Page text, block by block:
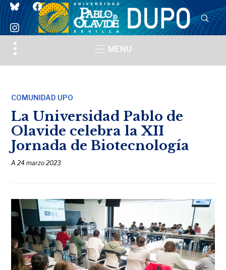
blueskyfacebook
instagram
Toggle
sidebar
MENU
COMUNIDAD UPO
La Universidad Pablo de
Olavide celebra la XII
Jornada de Biotecnología
A24 marzo 2023